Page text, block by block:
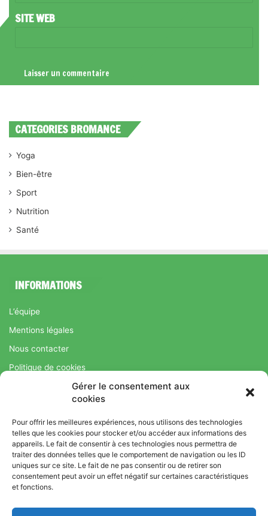
Gérer le consentement aux
cookies
Pour offrir les meilleures expériences, nous utilisons des technologies
telles que les cookies pour stocker et/ou accéder aux informations des
appareils. Le fait de consentir à ces technologies nous permettra de
traiter des données telles que le comportement de navigation ou les ID
uniques sur ce site. Le fait de ne pas consentir ou de retirer son
consentement peut avoir un effet négatif sur certaines caractéristiques
et fonctions.
SITE WEB
CATEGORIES BROMANCE
Yoga
Bien-être
Sport
Nutrition
Santé
INFORMATIONS
L’équipe
Mentions légales
Nous contacter
Politique de cookies
Régime Savoir Maigrir.fr : La méthode Jean-Michel Cohen pour
une perte de poids durable
© Copyright 2026, Tous droits réservés |Bromance
Bien-Être : Yoga, Bien-être, Nutrition et Sport
L’équipe